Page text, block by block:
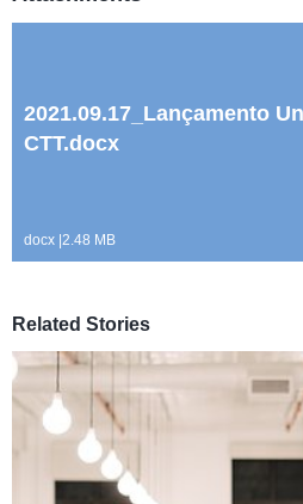
2021.09.17_Lançamento
CTT.docx
docx |2.48 MB
Related Stories